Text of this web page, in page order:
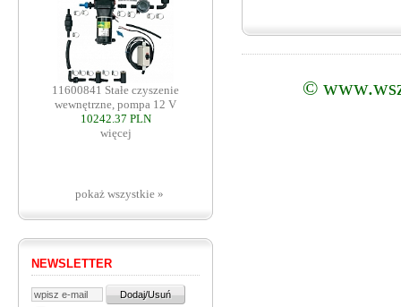
11600841 Stałe czyszenie
wewnętrzne, pompa 12 V
10242.37 PLN
więcej
pokaż wszystkie »
NEWSLETTER
©